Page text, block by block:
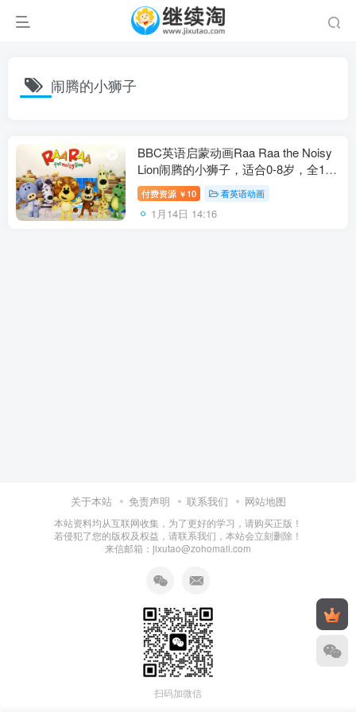
闹腾的小狮子
BBC英语启蒙动画Raa Raa the Noisy
Lion闹腾的小狮子，适合0-8岁，全1-2
季共52集，1080P高清视频带英文字
幕，百度网盘下载！
付费资源 ￥ 10 看英语动画
1月14日 14:16
关于本站 免责声明 联系我们 网站地图
本站资料均从互联网收集，为了更好的学习，请购买正版！
若侵犯了您的版权及权益，请联系我们，本站会立刻删除！
来信邮箱：jixutao@zohomail.com
扫码加微信